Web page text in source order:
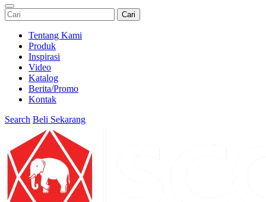
Cari
Tentang Kami
Produk
Inspirasi
Video
Katalog
Berita/Promo
Kontak
Search Beli Sekarang